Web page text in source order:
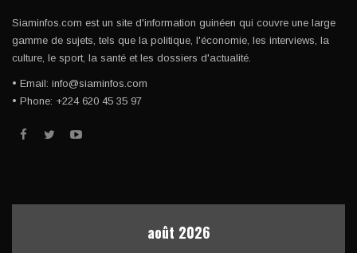
Siaminfos.com est un site d'information guinéen qui couvre une large
gamme de sujets, tels que la politique, l'économie, les interviews, la
culture, le sport, la santé et les dossiers d'actualité.
• Email: info@siaminfos.com
• Phone: +224 620 45 35 97
août 2026